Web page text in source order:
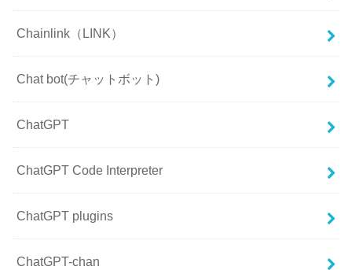
Chainlink（LINK）
Chat bot(チャットボット)
ChatGPT
ChatGPT Code Interpreter
ChatGPT plugins
ChatGPT-chan